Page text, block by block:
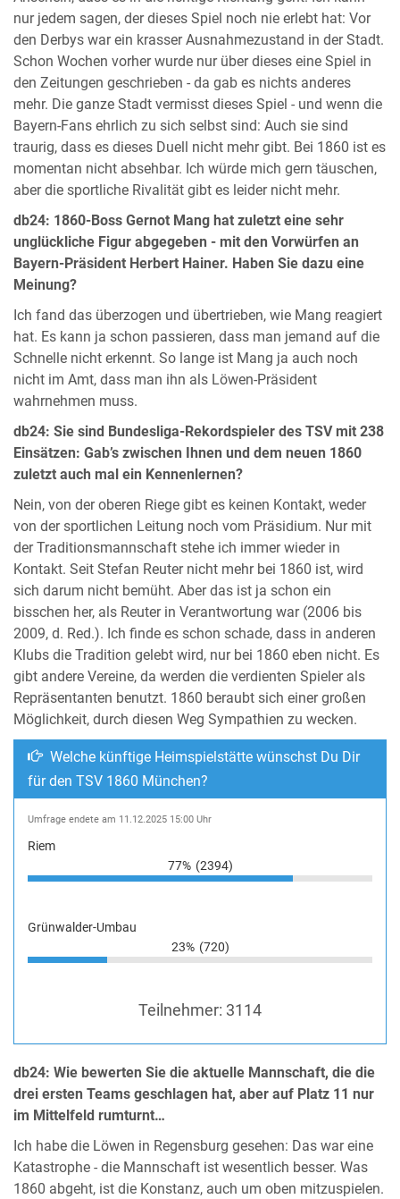
nur jedem sagen, der dieses Spiel noch nie erlebt hat: Vor
den Derbys war ein krasser Ausnahmezustand in der Stadt.
Schon Wochen vorher wurde nur über dieses eine Spiel in
den Zeitungen geschrieben - da gab es nichts anderes
mehr. Die ganze Stadt vermisst dieses Spiel - und wenn die
Bayern-Fans ehrlich zu sich selbst sind: Auch sie sind
traurig, dass es dieses Duell nicht mehr gibt. Bei 1860 ist es
momentan nicht absehbar. Ich würde mich gern täuschen,
aber die sportliche Rivalität gibt es leider nicht mehr.
db24: 1860-Boss Gernot Mang hat zuletzt eine sehr
unglückliche Figur abgegeben - mit den Vorwürfen an
Bayern-Präsident Herbert Hainer. Haben Sie dazu eine
Meinung?
Ich fand das überzogen und übertrieben, wie Mang reagiert
hat. Es kann ja schon passieren, dass man jemand auf die
Schnelle nicht erkennt. So lange ist Mang ja auch noch
nicht im Amt, dass man ihn als Löwen-Präsident
wahrnehmen muss.
db24: Sie sind Bundesliga-Rekordspieler des TSV mit 238
Einsätzen: Gab’s zwischen Ihnen und dem neuen 1860
zuletzt auch mal ein Kennenlernen?
Nein, von der oberen Riege gibt es keinen Kontakt, weder
von der sportlichen Leitung noch vom Präsidium. Nur mit
der Traditionsmannschaft stehe ich immer wieder in
Kontakt. Seit Stefan Reuter nicht mehr bei 1860 ist, wird
sich darum nicht bemüht. Aber das ist ja schon ein
bisschen her, als Reuter in Verantwortung war (2006 bis
2009, d. Red.). Ich finde es schon schade, dass in anderen
Klubs die Tradition gelebt wird, nur bei 1860 eben nicht. Es
gibt andere Vereine, da werden die verdienten Spieler als
Repräsentanten benutzt. 1860 beraubt sich einer großen
Möglichkeit, durch diesen Weg Sympathien zu wecken.
Welche künftige Heimspielstätte wünschst Du Dir
für den TSV 1860 München?
Umfrage endete am 11.12.2025 15:00 Uhr
Riem
77% (2394)
Grünwalder-Umbau
23% (720)
Teilnehmer: 3114
db24: Wie bewerten Sie die aktuelle Mannschaft, die die
drei ersten Teams geschlagen hat, aber auf Platz 11 nur
im Mittelfeld rumturnt…
Ich habe die Löwen in Regensburg gesehen: Das war eine
Katastrophe - die Mannschaft ist wesentlich besser. Was
1860 abgeht, ist die Konstanz, auch um oben mitzuspielen.